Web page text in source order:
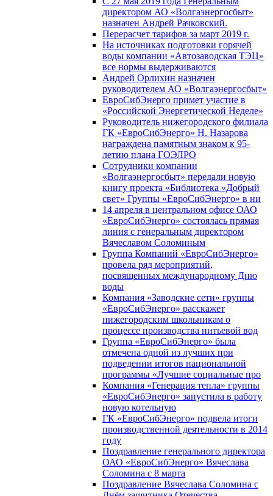
директором АО «Волгаэнергосбыт»
назначен Андрей Рачковский.
Перерасчет тарифов за март 2019 г.
На источниках подготовки горячей
воды компании «Автозаводская ТЭЦ»
все нормы выдерживаются
Андрей Орлихин назначен
руководителем АО «Волгаэнергосбыт»
ЕвроСибЭнерго примет участие в
«Российской Энергетической Неделе»
Руководитель нижегородского филиала
ГК «ЕвроСибЭнерго» Н. Назарова
награждена памятным знаком к 95-
летию плана ГОЭЛРО
Сотрудники компании
«Волгаэнергосбыт» передали новую
книгу проекта «Библиотека «Добрый
свет» Группы «ЕвроСибЭнерго» в ни
14 апреля в центральном офисе ОАО
«ЕвроСибЭнерго» состоялась прямая
линия с генеральным директором
Вячеславом Соломиным
Группа Компаний «ЕвроСибЭнерго»
провела ряд мероприятий,
посвященных международному Дню
воды
Компания «Заводские сети» группы
«ЕвроСибЭнерго» расскажет
нижегородским школьникам о
процессе производства питьевой вод
Группа «ЕвроСибЭнерго» была
отмечена одной из лучших при
подведении итогов национальной
программы «Лучшие социальные про
Компания «Генерация тепла» группы
«ЕвроСибЭнерго» запустила в работу
новую котельную
ГК «ЕвроСибЭнерго» подвела итоги
производственной деятельности в 2014
году
Поздравление генерального директора
ОАО «ЕвроСибЭнерго» Вячеслава
Соломина с 8 марта
Поздравление Вячеслава Соломина с